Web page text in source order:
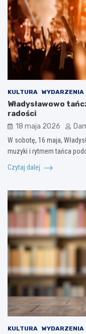
KULTURA WYDARZENIA
Władysławowo
radości
18 maja 2026
W sobotę, 16 maja,
muzyki i rytmem tańca
Czytaj dalej
KULTURA WYDARZENIA